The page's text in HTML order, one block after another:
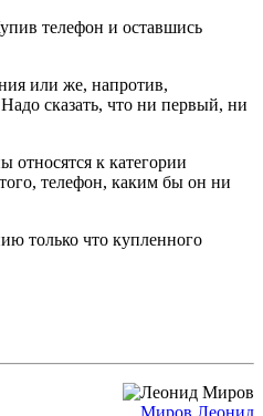
телефон и оставшись
или же, напротив,
сказать, что ни первый, ни
относятся к категории
телефон, каким бы он ни
только что купленного
Миров Леонид